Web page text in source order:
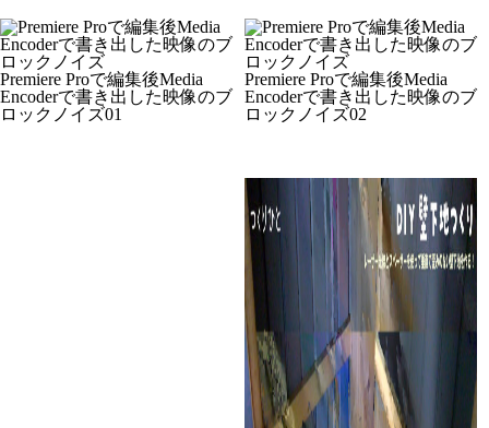
Premiere Proで編集後Media
Encoderで書き出した映像のブ
ロックノイズ01
Premiere Proで編集後Media
Encoderで書き出した映像のブ
ロックノイズ02